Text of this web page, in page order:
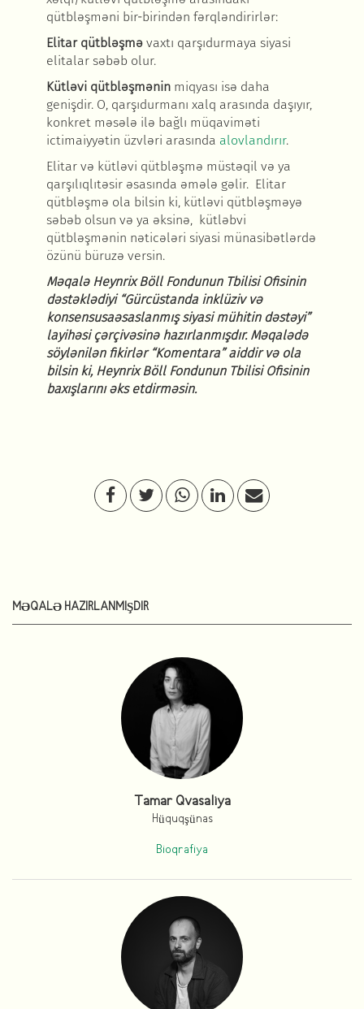
qütbləşməni bir-birindən fərqləndirirlər:
Elitar qütbləşmə vaxtı qarşıdurmaya siyasi
elitalar səbəb olur.
Kütləvi qütbləşmənin miqyası isə daha
genişdir. O, qarşıdurmanı xalq arasında daşıyır,
konkret məsələ ilə bağlı müqaviməti
ictimaiyyətin üzvləri arasında alovlandırır.
Elitar və kütləvi qütbləşmə müstəqil və ya
qarşılıqlıtəsir əsasında əmələ gəlir. Elitar
qütbləşmə ola bilsin ki, kütləvi qütbləşməyə
səbəb olsun və ya əksinə, kütləbvi
qütbləşmənin nəticələri siyasi münasibətlərdə
özünü büruzə versin.
MəqaləHeynrix Böll Fondunun Tbilisi Ofisinin
dəstəklədiyi “Gürcüstanda inklüziv və
konsensusaəsaslanmış siyasi mühitin dəstəyi”
layihəsi çərçivəsinəhazırlanmışdır. Məqalədə
söylənilən fikirlər “Komentara” aiddir vəola
bilsin ki, Heynrix Böll Fondunun Tbilisi Ofisinin
baxışlarınıəks etdirməsin.
MƏQALƏ HAZIRLANMIŞDIR
Tamar Qvasaliya
Hüquqşünas
Bioqrafiya